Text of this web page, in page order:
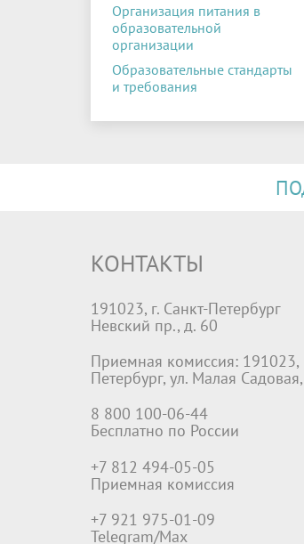
Организация питания в
образовательной
организации
Образовательные стандарты
и требования
КОНТАКТЫ
191023, г. Санкт-Петербург
Невский пр., д. 60
Приемная комиссия: 191023,
Петербург, ул. Малая
8 800 100-06-44
Бесплатно по России
+7 812 494-05-05
Приемная комиссия
+7 921 975-01-09
Telegram/Max